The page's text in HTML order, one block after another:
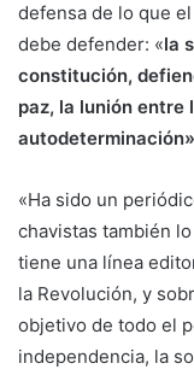
defensa de lo que
debe defender: «la
constitución,
paz, la lunión entre
«Ha sido un
chavistas también
tiene una línea
la Revolución, y
objetivo de todo el
independencia, la